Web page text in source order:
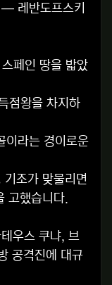
레반도프스키
페인 땅을 밟았
점왕을 차지하
라는 경이로운
조가 맞물리면
고했습니다.
우스 쿠냐, 브
공격진에 대규